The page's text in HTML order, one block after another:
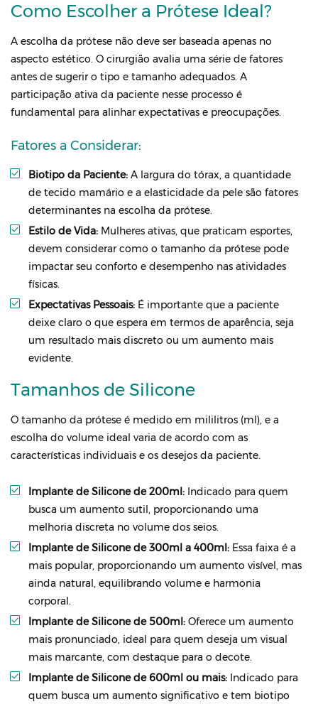
Como Escolher a Prótese Ideal?
A escolha da prótese não deve ser baseada apenas no
aspecto estético. O cirurgião avalia uma série de fatores
antes de sugerir o tipo e tamanho adequados. A
participação ativa da paciente nesse processo é
fundamental para alinhar expectativas e preocupações.
Fatores a Considerar:
Biotipo da Paciente: A largura do tórax, a quantidade
de tecido mamário e a elasticidade da pele são fatores
determinantes na escolha da prótese.
Estilo de Vida: Mulheres ativas, que praticam esportes,
devem considerar como o tamanho da prótese pode
impactar seu conforto e desempenho nas atividades
físicas.
Expectativas Pessoais: É importante que a paciente
deixe claro o que espera em termos de aparência, seja
um resultado mais discreto ou um aumento mais
evidente.
Tamanhos de Silicone
O tamanho da prótese é medido em mililitros (ml), e a
escolha do volume ideal varia de acordo com as
características individuais e os desejos da paciente.
Implante de Silicone de 200ml: Indicado para quem
busca um aumento sutil, proporcionando uma
melhoria discreta no volume dos seios.
Implante de Silicone de 300ml a 400ml: Essa faixa é a
mais popular, proporcionando um aumento visível, mas
ainda natural, equilibrando volume e harmonia
corporal.
Implante de Silicone de 500ml: Oferece um aumento
mais pronunciado, ideal para quem deseja um visual
mais marcante, com destaque para o decote.
Implante de Silicone de 600ml ou mais: Indicado para
quem busca um aumento significativo e tem biotipo